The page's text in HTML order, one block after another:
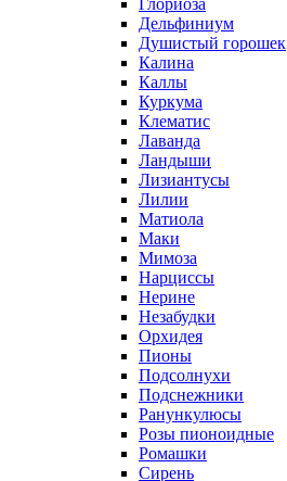
Глориоза
Дельфиниум
Душистый горошек
Калина
Каллы
Куркума
Клематис
Лаванда
Ландыши
Лизиантусы
Лилии
Матиола
Маки
Мимоза
Нарциссы
Нерине
Незабудки
Орхидея
Пионы
Подсолнухи
Подснежники
Ранункулюсы
Розы пионоидные
Ромашки
Сирень